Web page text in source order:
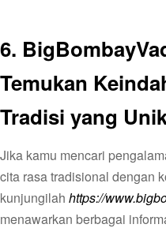
6.
Temukan
Tradisi yang
Jika kamu mencari
cita rasa tradisional dengan
kunjungilah https://
menawarkan berbagai